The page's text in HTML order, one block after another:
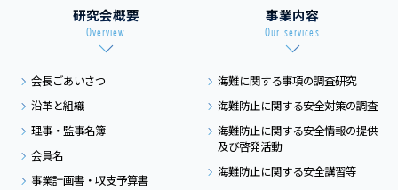
研究会概要
Overview
会長ごあいさつ
沿革と組織
理事・監事名簿
会員名
事業計画書・収支予算書
事業内容
Our services
海難に関する事項の調査研究
海難防止に関する安全対策の調査
海難防止に関する安全情報の提供
及び啓発活動
海難防止に関する安全講習等